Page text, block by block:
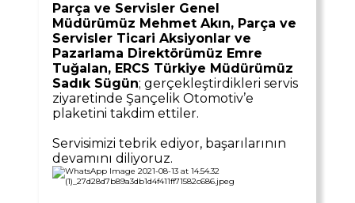
Parça ve Servisler Genel
Müdürümüz Mehmet Akın, Parça ve
Servisler Ticari Aksiyonlar ve
Pazarlama Direktörümüz Emre
Tuğalan, ERCS Türkiye Müdürümüz
Sadık Sügün; gerçekleştirdikleri servis
ziyaretinde Şançelik Otomotiv’e
plaketini takdim ettiler.
Servisimizi tebrik ediyor, başarılarının
devamını diliyoruz.